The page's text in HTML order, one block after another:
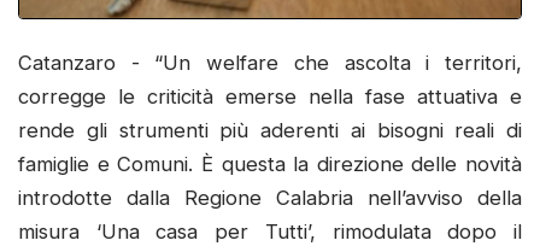
Catanzaro - “Un welfare che ascolta i territori,
corregge le criticità emerse nella fase attuativa e
rende gli strumenti più aderenti ai bisogni reali di
famiglie e Comuni. È questa la direzione delle novità
introdotte dalla Regione Calabria nell’avviso della
misura ‘Una casa per Tutti’, rimodulata dopo il